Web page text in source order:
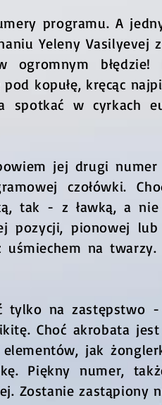
programu. A
Yeleny Vasilyevej
ogromnym
kopułę, kręcąc
spotkać w cyrkach
jej drugi
czołówki.
tak - z ławką, a nie
pozycji, pionowej
na
tylko na zastępstwo
Choć akrobata
jak
Piękny numer,
Zostanie zastąpiony